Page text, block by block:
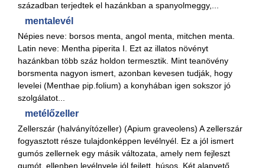
században terjedtek el hazánkban a spanyolmeggy,...
mentalevél
Népies neve: borsos menta, angol menta, mitchen menta.
Latin neve: Mentha piperita I. Ezt az illatos növényt
hazánkban több száz holdon termesztik. Mint teanövény
borsmenta nagyon ismert, azonban kevesen tudják, hogy
levelei (Menthae pip.folium) a konyhában igen sokszor jó
szolgálatot...
metélőzeller
Zellerszár (halványítózeller) (Apium graveolens) A zellerszár
fogyasztott része tulajdonképpen levélnyél. Ez a jól ismert
gumós zellernek egy másik változata, amely nem fejleszt
gumót, ellenben levélnyele jól fejlett, húsos. Két alapvető